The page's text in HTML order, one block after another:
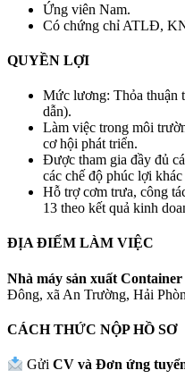
Ứng viên Nam.
Có chứng chỉ ATLĐ,
QUYỀN LỢI
Mức lương: Thỏa thuận
dẫn).
Làm việc trong môi
cơ hội phát triển.
Được tham gia đầy đủ
các chế độ phúc lợi
Hỗ trợ cơm trưa, công
13 theo kết quả kinh
ĐỊA ĐIỂM LÀM VIỆC
Nhà máy sản xuất
Đông, xã An Trường, Hải
CÁCH THỨC NỘP HỒ SƠ
GửiCV và Đơn ứng